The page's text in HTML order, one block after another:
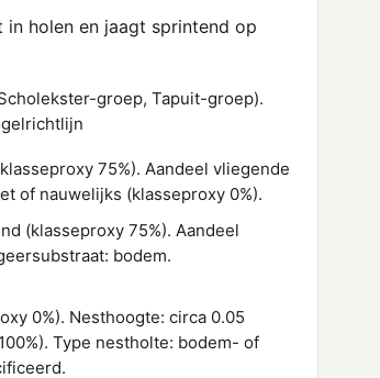
holen en jaagt sprintend op
groep, Tapuit-groep).
75%). Aandeel vliegende
of nauwelijks (klasseproxy 0%).
(klasseproxy 75%). Aandeel
bodem.
0%). Nesthoogte: circa 0.05
Type nestholte: bodem- of